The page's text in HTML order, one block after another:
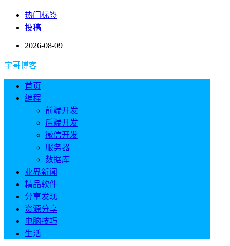
热门标签
投稿
2026-08-09
宇哥博客
首页
编程
前端开发
后端开发
微信开发
服务器
数据库
业界新闻
精品软件
分享发现
资源分享
电脑技巧
生活